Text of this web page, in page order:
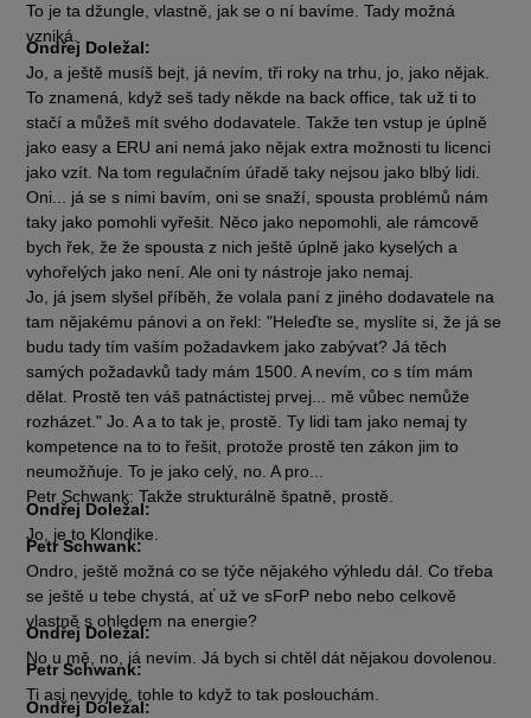
To je ta džungle, vlastně, jak se o ní bavíme. Tady možná
vzniká.
Ondřej Doležal:
Jo, a ještě musíš bejt, já nevím, tři roky na trhu, jo, jako nějak.
To znamená, když seš tady někde na back office, tak už ti to
stačí a můžeš mít svého dodavatele. Takže ten vstup je úplně
jako easy a ERU ani nemá jako nějak extra možnosti tu licenci
jako vzít. Na tom regulačním úřadě taky nejsou jako blbý lidi.
Oni... já se s nimi bavím, oni se snaží, spousta problémů nám
taky jako pomohli vyřešit. Něco jako nepomohli, ale rámcově
bych řek, že že spousta z nich ještě úplně jako kyselých a
vyhořelých jako není. Ale oni ty nástroje jako nemaj.
Jo, já jsem slyšel příběh, že volala paní z jiného dodavatele na
tam nějakému pánovi a on řekl: "Heleďte se, myslíte si, že já se
budu tady tím vaším požadavkem jako zabývat? Já těch
samých požadavků tady mám 1500. A nevím, co s tím mám
dělat. Prostě ten váš patnáctistej prvej... mě vůbec nemůže
rozházet." Jo. A a to tak je, prostě. Ty lidi tam jako nemaj ty
kompetence na to to řešit, protože prostě ten zákon jim to
neumožňuje. To je jako celý, no. A pro...
Petr Schwank: Takže strukturálně špatně, prostě.
Ondřej Doležal:
Jo, je to Klondike.
Petr Schwank:
Ondro, ještě možná co se týče nějakého výhledu dál. Co třeba
se ještě u tebe chystá, ať už ve sForP nebo nebo celkově
vlastně s ohledem na energie?
Ondřej Doležal:
No u mě, no, já nevím. Já bych si chtěl dát nějakou dovolenou.
Petr Schwank:
Ti asi nevyjde, tohle to když to tak poslouchám.
Ondřej Doležal: